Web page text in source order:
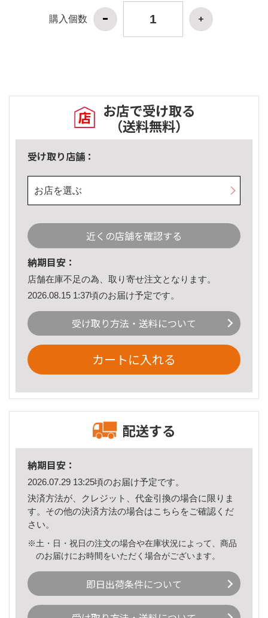
購入個数
お店で受け取る
（送料無料）
受け取り店舗：
お店を選ぶ
近くの店舗を確認する
納期目安：
店舗在庫不足の為、取り寄せ注文となります。
2026.08.15 1:37頃のお届け予定です。
受け取り方法・送料について
カートに入れる
配送する
納期目安：
2026.07.29 13:25頃のお届け予定です。
決済方法が、クレジット、代金引換の場合に限りま
す。その他の決済方法の場合はこちら をご確認くだ
さい。
※土・日・祝日の注文の場合や在庫状況によって、商品
のお届けにお時間をいただく場合がございます。
即日出荷条件について